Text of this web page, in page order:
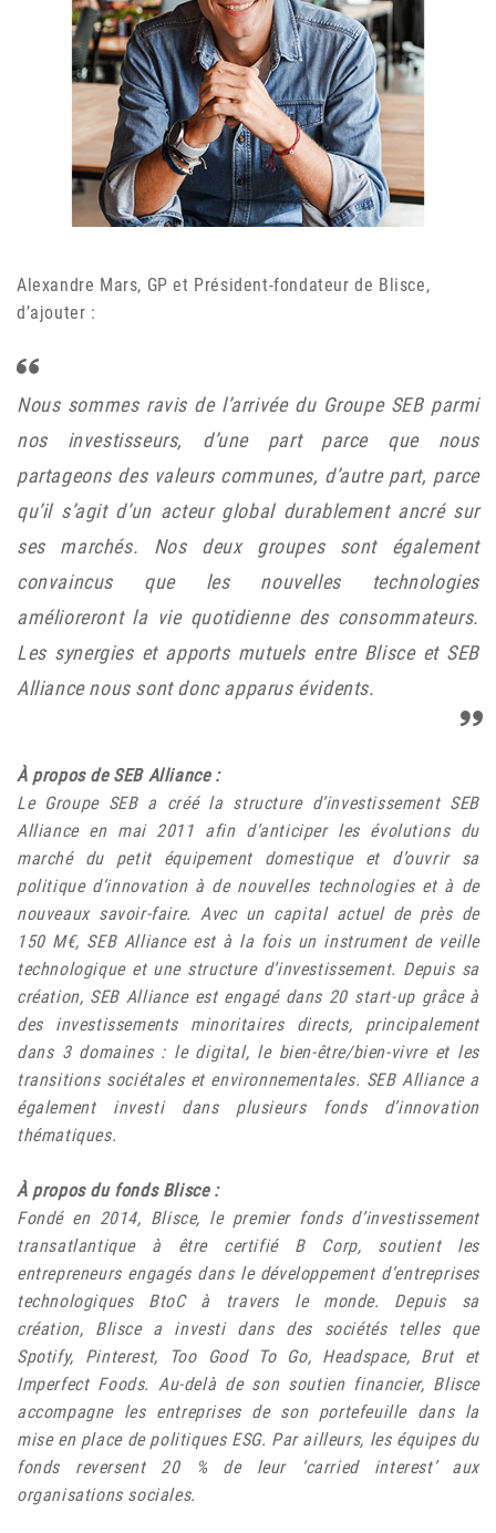
Alexandre Mars, GP et Président-fondateur de Blisce,
d’ajouter :
Nous sommes ravis de l’arrivée du Groupe SEB parmi
nos investisseurs, d’une part parce que nous
partageons des valeurs communes, d’autre part, parce
qu’il s’agit d’un acteur global durablement ancré sur
ses marchés. Nos deux groupes sont également
convaincus que les nouvelles technologies
amélioreront la vie quotidienne des consommateurs.
Les synergies et apports mutuels entre Blisce et SEB
Alliance nous sont donc apparus évidents.
À propos de SEB Alliance :
Le Groupe SEB a créé la structure d’investissement SEB
Alliance en mai 2011 afin d’anticiper les évolutions du
marché du petit équipement domestique et d’ouvrir sa
politique d’innovation à de nouvelles technologies et à de
nouveaux savoir-faire. Avec un capital actuel de près de
150 M€, SEB Alliance est à la fois un instrument de veille
technologique et une structure d’investissement. Depuis sa
création, SEB Alliance est engagé dans 20 start-up grâce à
des investissements minoritaires directs, principalement
dans 3 domaines : le digital, le bien-être/bien-vivre et les
transitions sociétales et environnementales. SEB Alliance a
également investi dans plusieurs fonds d’innovation
thématiques.
À propos du fonds Blisce :
Fondé en 2014, Blisce, le premier fonds d’investissement
transatlantique à être certifié B Corp, soutient les
entrepreneurs engagés dans le développement d’entreprises
technologiques BtoC à travers le monde. Depuis sa
création, Blisce a investi dans des sociétés telles que
Spotify, Pinterest, Too Good To Go, Headspace, Brut et
Imperfect Foods. Au-delà de son soutien financier, Blisce
accompagne les entreprises de son portefeuille dans la
mise en place de politiques ESG. Par ailleurs, les équipes du
fonds reversent 20 % de leur ‘carried interest’ aux
organisations sociales.